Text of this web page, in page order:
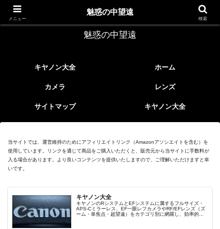
レトロなEFレンズ
魅惑の中望遠
キヤノン大全 ホーム
カメラ レンズ
サイトマップ キヤノン大全
当サイトでは、運営維持のためにアフィリエイトリンク（Amazonアソシエイトを含む）を
使用しています。リンクを通じて商品をご購入いただくと、販売元から当サイトに手数料が
入る場合があります。より良いコンテンツを提供いたしますので、ご理解いただけますと幸
いです。
キヤノン大全
キヤノンのRシステムとEFシステムに属するフルサイズ・
APS-Cミラーレス、EF一眼レフカメラやRF/EFレンズ（ズ
ーム・単焦点・超望遠）をカテゴリ別に網羅し、効率的に
メニュー
魅惑の中望遠
検索